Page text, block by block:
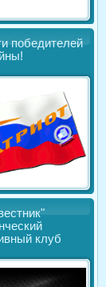
победителей
клуб